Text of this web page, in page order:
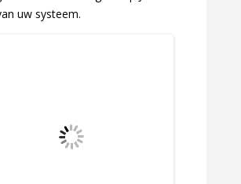
uw systeem.